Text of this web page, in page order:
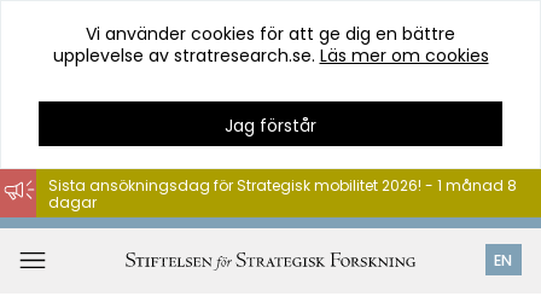
Hoppa
till
innehåll
Vi använder cookies för att ge dig en bättre
upplevelse av stratresearch.se. Läs mer om cookies
Jag förstår
EN
Sista ansökningsdag för Strategisk mobilitet 2026! - 1 månad 8
dagar